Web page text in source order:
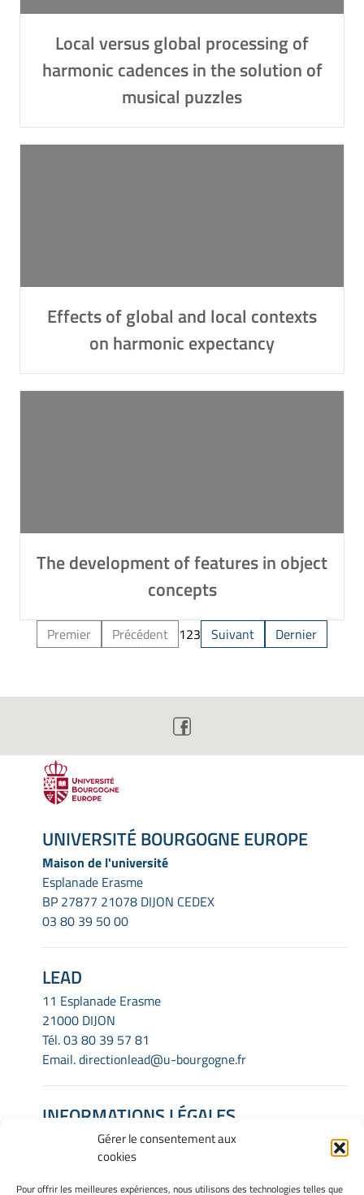
Gérer le consentement aux
cookies
Pour offrir les meilleures expériences, nous utilisons des technologies telles que
Local versus global processing of
harmonic cadences in the solution of
musical puzzles
Effects of global and local contexts
on harmonic expectancy
The development of features in object
concepts
Premier Précédent 123 Suivant Dernier
UNIVERSITÉ BOURGOGNE EUROPE
Maison de l'université
Esplanade Erasme
BP 27877 21078 DIJON CEDEX
03 80 39 50 00
LEAD
11 Esplanade Erasme
21000 DIJON
Tél.03 80 39 57 81
Email.directionlead@u-bourgogne.fr
INFORMATIONS LÉGALES
Mentions Légales
Gérer mes cookies